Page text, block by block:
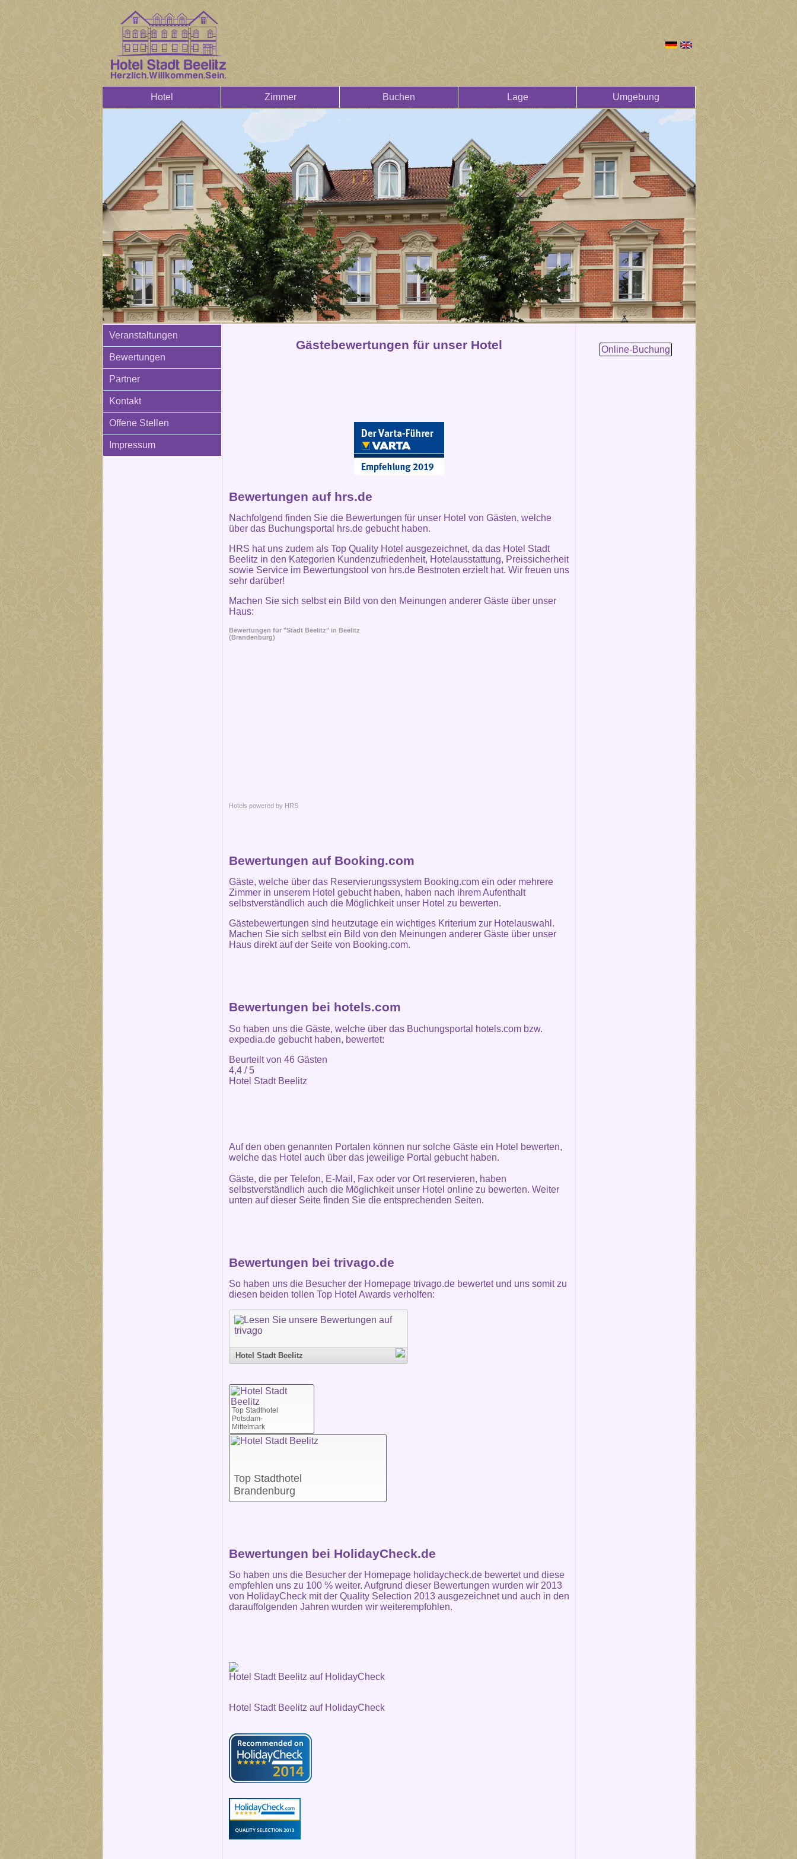
Hotel Zimmer Buchen Lage Umgebung
Veranstaltungen
Bewertungen
Partner
Kontakt
Offene Stellen
Impressum
Gästebewertungen für unser Hotel
Bewertungen auf hrs.de
Nachfolgend finden Sie die Bewertungen für unser Hotel von Gästen, welche
über das Buchungsportal hrs.de gebucht haben.
HRS hat uns zudem als Top Quality Hotel ausgezeichnet, da das Hotel Stadt
Beelitz in den Kategorien Kundenzufriedenheit, Hotelausstattung, Preissicherheit
sowie Service im Bewertungstool von hrs.de Bestnoten erzielt hat. Wir freuen uns
sehr darüber!
Machen Sie sich selbst ein Bild von den Meinungen anderer Gäste über unser
Haus:
Bewertungen für "Stadt Beelitz" in Beelitz
(Brandenburg)
Hotels powered by HRS
Bewertungen auf Booking.com
Gäste, welche über das Reservierungssystem Booking.com ein oder mehrere
Zimmer in unserem Hotel gebucht haben, haben nach ihrem Aufenthalt
selbstverständlich auch die Möglichkeit unser Hotel zu bewerten.
Gästebewertungen sind heutzutage ein wichtiges Kriterium zur Hotelauswahl.
Machen Sie sich selbst ein Bild von den Meinungen anderer Gäste über unser
Haus direkt auf der Seite von Booking.com.
Bewertungen bei hotels.com
So haben uns die Gäste, welche über das Buchungsportal hotels.com bzw.
expedia.de gebucht haben, bewertet:
Beurteilt von 46 Gästen
4,4 / 5
Hotel Stadt Beelitz
Auf den oben genannten Portalen können nur solche Gäste ein Hotel bewerten,
welche das Hotel auch über das jeweilige Portal gebucht haben.
Gäste, die per Telefon, E-Mail, Fax oder vor Ort reservieren, haben
selbstverständlich auch die Möglichkeit unser Hotel online zu bewerten. Weiter
unten auf dieser Seite finden Sie die entsprechenden Seiten.
Bewertungen bei trivago.de
So haben uns die Besucher der Homepage trivago.de bewertet und uns somit zu
diesen beiden tollen Top Hotel Awards verholfen:
Hotel Stadt Beelitz
Top Stadthotel
Potsdam-
Mittelmark
Top Stadthotel
Brandenburg
Bewertungen bei HolidayCheck.de
So haben uns die Besucher der Homepage holidaycheck.de bewertet und diese
empfehlen uns zu 100 % weiter. Aufgrund dieser Bewertungen wurden wir 2013
von HolidayCheck mit der Quality Selection 2013 ausgezeichnet und auch in den
darauffolgenden Jahren wurden wir weiterempfohlen.
Hotel Stadt Beelitz auf HolidayCheck
Hotel Stadt Beelitz auf HolidayCheck
Online-Buchung